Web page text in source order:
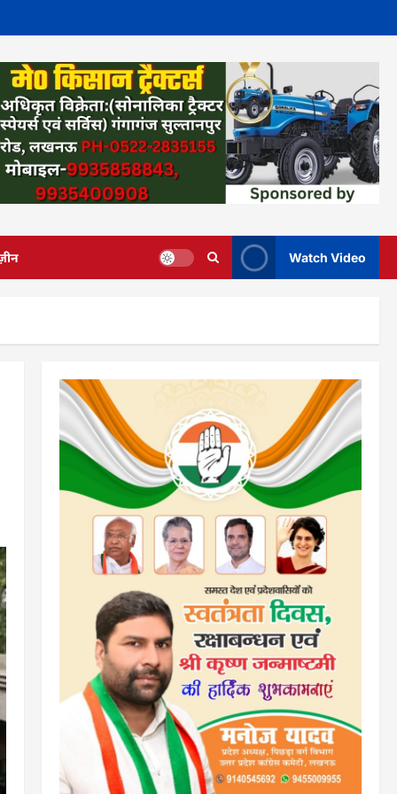
Watch Video